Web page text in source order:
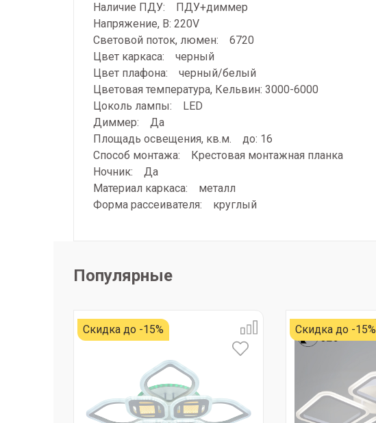
Наличие ПДУ: ПДУ+диммер
Напряжение, В: 220V
Световой поток, люмен: 6720
Цвет каркаса: черный
Цвет плафона: черный/белый
Цветовая температура, Кельвин: 3000-6000
Цоколь лампы: LED
Диммер: Да
Площадь освещения, кв.м. до: 16
Способ монтажа: Крестовая монтажная планка
Ночник: Да
Материал каркаса: металл
Форма рассеивателя: круглый
Популярные
Скидка до -15% Скидка до -15%